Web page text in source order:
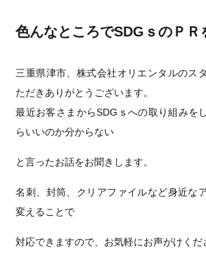
色んなところでSDGｓのＰＲ
三重県津市、株式会社オリエンタルのス
ただきありがとうございます。
最近お客さまからSDGｓへの取り組みを
らいいのか分からない
と言ったお話をお聞きします。
名刺、封筒、クリアファイルなど身近な
変えることで
対応できますので、お気軽にお声がけくだ